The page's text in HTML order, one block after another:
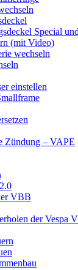
Special
(mit Video)
wechseln
einstellen
Zündung – VAPE
VBB
der Vespa